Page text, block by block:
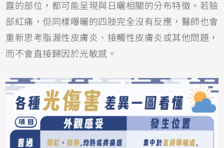
露的部位，都可能呈現與日曬相關的分布特徵。若臉
部紅痛，但同樣曝曬的四肢完全沒有反應，醫師也會
重新思考脂漏性皮膚炎、 接觸性皮膚炎 或其他問題，
而不會直接歸因於光敏感。